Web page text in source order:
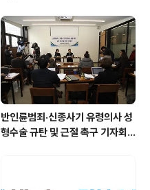
반인륜범죄·신종사기 유령의사 성
형수술 규탄 및 근절 촉구 기자회